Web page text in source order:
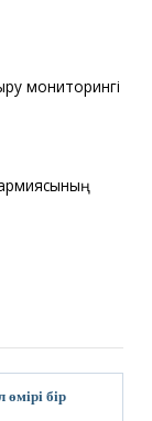
мониторингі
армиясының
бір